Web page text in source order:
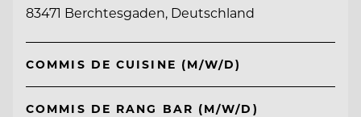
83471 Berchtesgaden, Deutschland
COMMIS DE CUISINE (M/W/D)
COMMIS DE RANG BAR (M/W/D)